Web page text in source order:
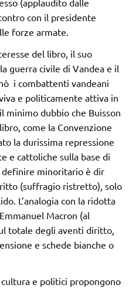
(applaudito dalle
con il presidente
forze armate.
del libro, il suo
guerra civile di Vandea e il
i combattenti vandeani
e politicamente attiva in
minimo dubbio che Buisson
come la Convenzione
la durissima repressione
e cattoliche sulla base di
definire minoritario è dir
(suffragio ristretto), solo
L’analogia con la ridotta
Macron (al
totale degli aventi diritto,
e schede bianche o
e politici propongono